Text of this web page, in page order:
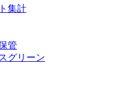
集計
管
グリーン